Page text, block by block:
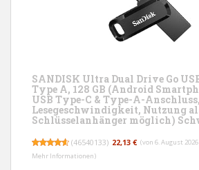
SANDISK Ultra Dual Drive Go
Type A, 128 GB (Android
USB Type-C & Type-A-
Lesegeschwindigkeit, Nutzung
Schlüsselanhänger möglich)
(46540133) 22,13 € (von 6. August 2026
Mehr Informationen)